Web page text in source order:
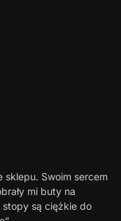
sklepu. Swoim sercem
mi buty na
stopy są ciężkie do